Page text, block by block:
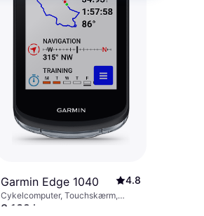
Garmin Edge 1040 4.8
Cykelcomputer, Touchskærm,
Farveskærm, ANT+
3.139 kr.